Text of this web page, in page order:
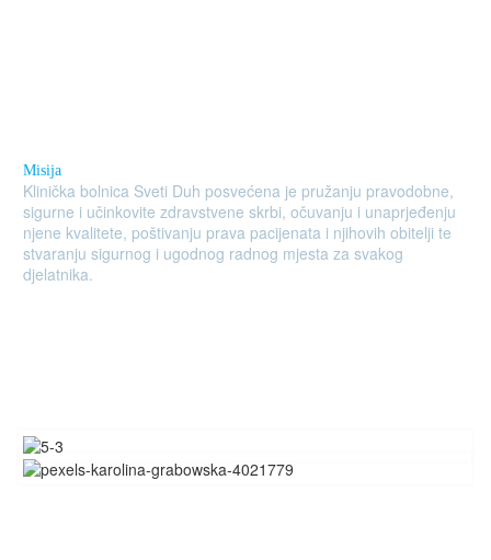
Misija
Klinička bolnica Sveti Duh posvećena je pružanju pravodobne,
sigurne i učinkovite zdravstvene skrbi, očuvanju i unaprjeđenju
njene kvalitete, poštivanju prava pacijenata i njihovih obitelji te
stvaranju sigurnog i ugodnog radnog mjesta za svakog
djelatnika.